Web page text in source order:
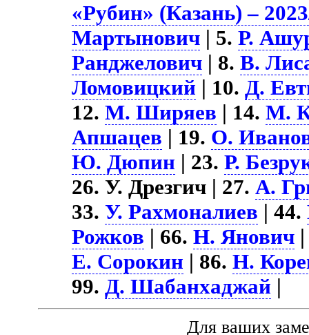
«Рубин» (Казань) –
Мартынович | 5.Р.
Ранджелович | 8.В.
Ломовицкий | 10.Д.
12.М. Ширяев | 14.М.
Апшацев | 19. О.
Ю. Дюпин | 23.Р.
26. У. Дрезгич | 27.А.
33.У. Рахмоналиев | 44.
Рожков | 66.Н. Янович
Е. Сорокин | 86.Н.
99.Д. Шабанхаджай |
Для ваших